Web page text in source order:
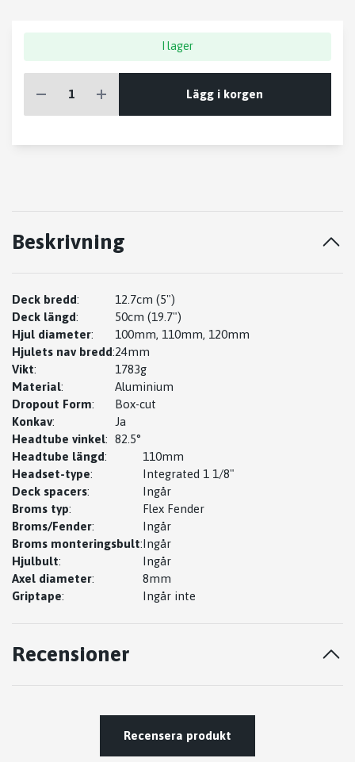
I lager
Lägg i korgen
Beskrivning
Deck bredd:
12.7cm (5")
Deck längd:
50cm (19.7")
Hjul diameter:
100mm, 110mm, 120mm
Hjulets nav bredd:24mm
Vikt:
1783g
Material:
Aluminium
Dropout Form:
Box-cut
Konkav:
Ja
Headtube vinkel: 82.5°
Headtube längd:
110mm
Headset-type:
Integrated 1 1/8"
Deck spacers:
Ingår
Broms typ:
Flex Fender
Broms/Fender:
Ingår
Broms monteringsbult:Ingår
Hjulbult:
Ingår
Axel diameter:
8mm
Griptape: Ingår inte
Recensioner
Recensera produkt